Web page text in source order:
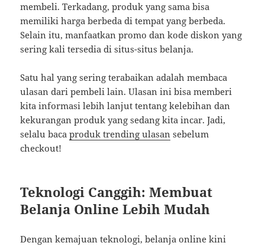
membeli. Terkadang, produk yang sama bisa
memiliki harga berbeda di tempat yang berbeda.
Selain itu, manfaatkan promo dan kode diskon yang
sering kali tersedia di situs-situs belanja.
Satu hal yang sering terabaikan adalah membaca
ulasan dari pembeli lain. Ulasan ini bisa memberi
kita informasi lebih lanjut tentang kelebihan dan
kekurangan produk yang sedang kita incar. Jadi,
selalu bacaproduk trending ulasan sebelum
checkout!
Teknologi Canggih: Membuat
Belanja Online Lebih Mudah
Dengan kemajuan teknologi, belanja online kini